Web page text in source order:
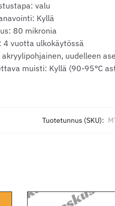
valu
Kyllä
80 mikronia
4 vuotta ulkokäytössä
akryylipohjainen, uudelleen
muisti: Kyllä (90-95°C
Tuotetunnus (SKU):